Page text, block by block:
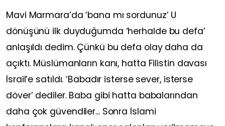
Mavi Marmara’da ‘bana mı sordunuz’ U
dönüşünü ilk duyduğumda ‘herhalde bu defa’
anlaşıldı dedim. Çünkü bu defa olay daha da
açıktı. Müslümanların kanı, hatta Filistin davası
İsrail’e satıldı. ‘Babadır isterse sever, isterse
döver’ dediler. Baba gibi hatta babalarından
daha çok güvendiler... Sonra İslami